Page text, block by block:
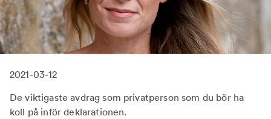
2021-03-12
De viktigaste avdrag som privatperson som du bör ha
koll på inför deklarationen.